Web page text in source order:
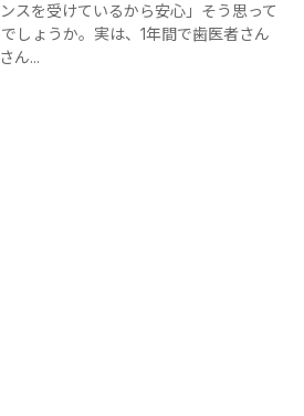
スを受けているから安心」そう思って
しょうか。実は、1年間で歯医者さん
ん...